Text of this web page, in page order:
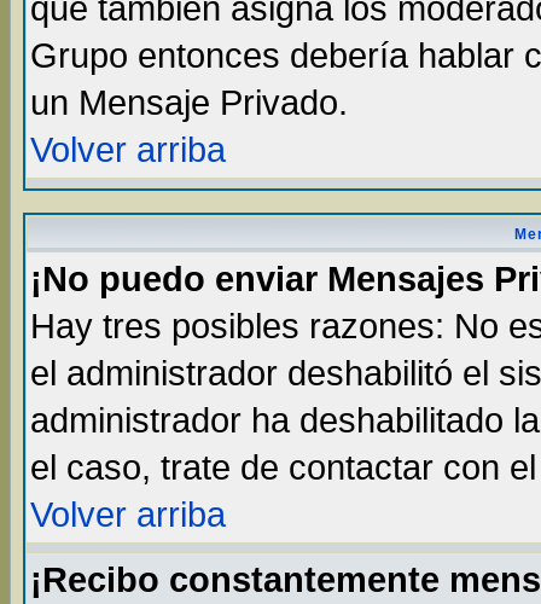
que también asigna los
Grupo entonces debería hablar
un Mensaje Privado.
Volver arriba
¡No puedo enviar Mensajes
Hay tres posibles razones: No
el administrador deshabilitó el
administrador ha deshabilitado
el caso, trate de contactar con
Volver arriba
¡Recibo constantemente